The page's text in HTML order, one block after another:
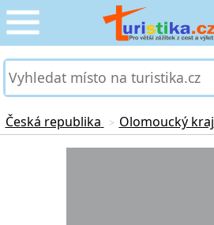
CESTOVÁNÍ
SLUŽBY & DOPRAVA
PRO TURISTY
Česká republika > Olomoucký kraj